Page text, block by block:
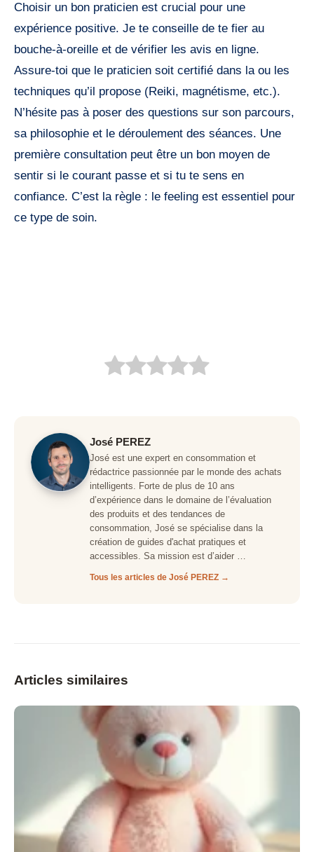
Choisir un bon praticien est crucial pour une
expérience positive. Je te conseille de te fier au
bouche-à-oreille et de vérifier les avis en ligne.
Assure-toi que le praticien soit certifié dans la ou les
techniques qu’il propose (Reiki, magnétisme, etc.).
N’hésite pas à poser des questions sur son parcours,
sa philosophie et le déroulement des séances. Une
première consultation peut être un bon moyen de
sentir si le courant passe et si tu te sens en
confiance. C’est la règle : le feeling est essentiel pour
ce type de soin.
José PEREZ
José est une expert en consommation et
rédactrice passionnée par le monde des achats
intelligents. Forte de plus de 10 ans
d’expérience dans le domaine de l’évaluation
des produits et des tendances de
consommation, José se spécialise dans la
création de guides d'achat pratiques et
accessibles. Sa mission est d’aider …
Tous les articles de José PEREZ →
Articles similaires